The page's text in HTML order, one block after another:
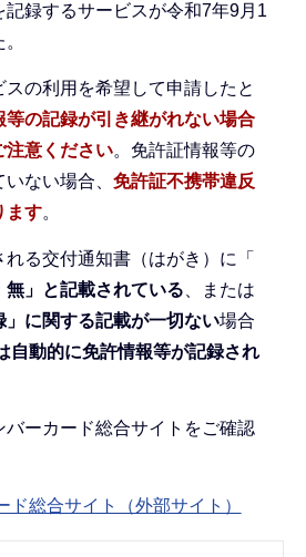
録するサービスが令和7年9月1
の利用を希望して申請したと
等の記録が引き継がれない場合
注意ください。免許証情報等の
ない場合、 免許証不携帯違反
ます。
る交付通知書（はがき）に「
」と記載されている 、または
」に関する記載が一切ない場合
自動的に免許情報等が記録され
ーカード総合サイトをご確認
ド総合サイト（外部サイト）